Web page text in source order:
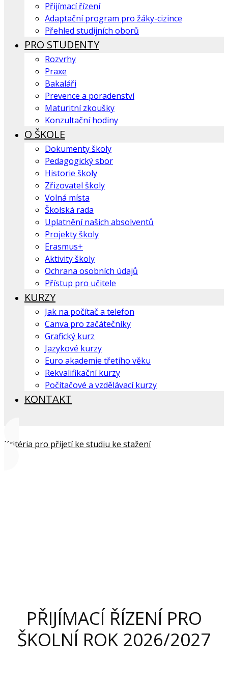
Přijímací řízení
Adaptační program pro žáky-cizince
Přehled studijních oborů
PRO STUDENTY
Rozvrhy
Praxe
Bakaláři
Prevence a poradenství
Maturitní zkoušky
Konzultační hodiny
O ŠKOLE
Dokumenty školy
Pedagogický sbor
Historie školy
Zřizovatel školy
Volná místa
Školská rada
Uplatnění našich absolventů
Projekty školy
Erasmus+
Aktivity školy
Ochrana osobních údajů
Přístup pro učitele
KURZY
Jak na počítač a telefon
Canva pro začátečníky
Grafický kurz
Jazykové kurzy
Euro akademie třetího věku
Rekvalifikační kurzy
Počítačové a vzdělávací kurzy
KONTAKT
Kritéria pro přijetí ke studiu ke stažení
PŘIJÍMACÍ ŘÍZENÍ PRO
ŠKOLNÍ ROK 2026/2027